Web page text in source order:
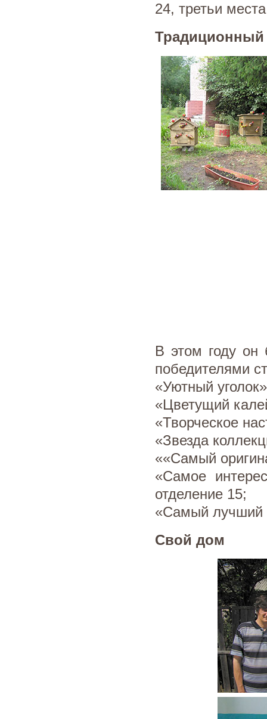
24, третьи
Традиционный
В этом году он
победителями
«Уютный
«Цветущий
«Творческое
«Звезда
««Самый
«Самое
отделение 15;
«Самый лучший
Свой дом